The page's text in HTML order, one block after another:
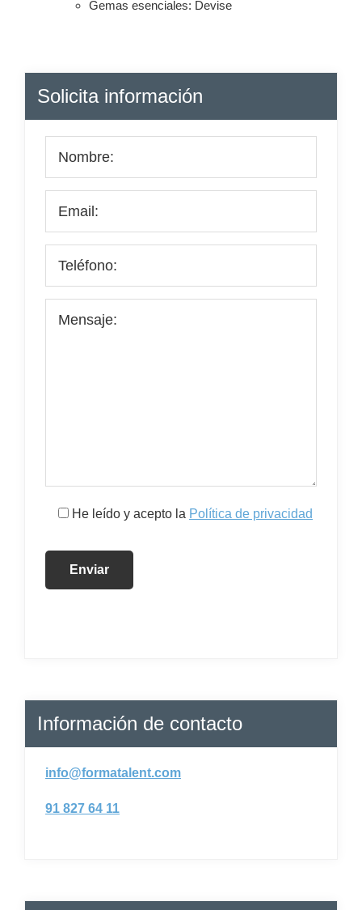
Gemas esenciales: Devise
Barra
lateral
principal
Solicita información
He leído y acepto la Política de privacidad
Información de contacto
info@formatalent.com
91 827 64 11